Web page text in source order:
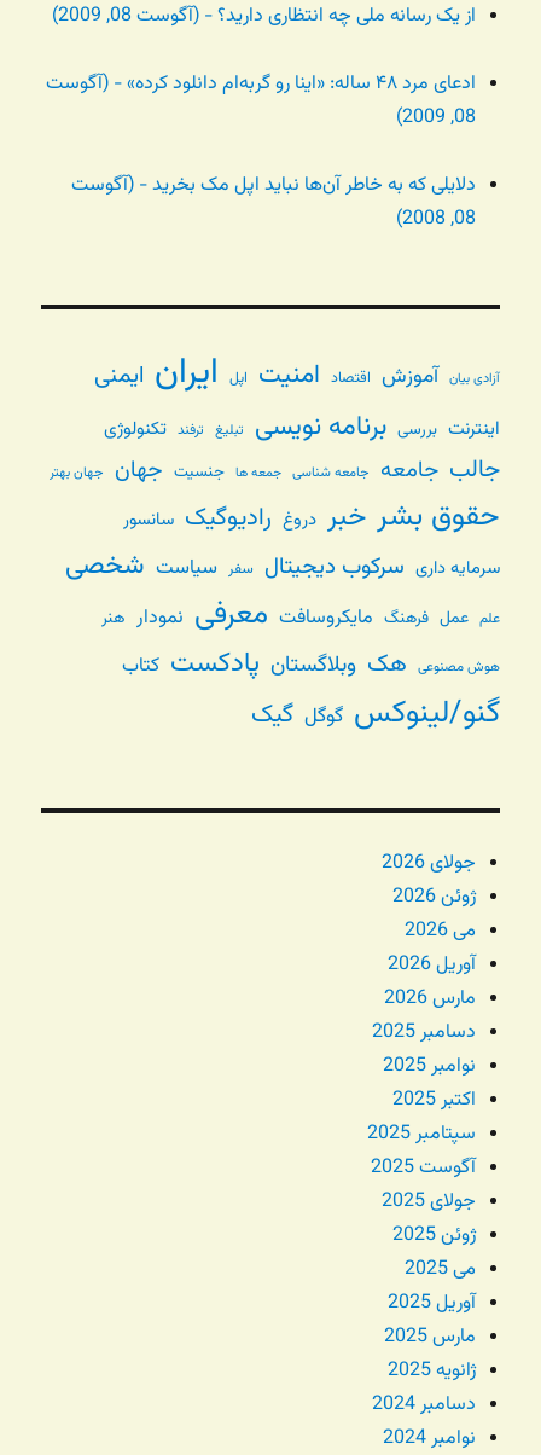
از یک رسانه ملی چه انتظاری دارید؟ - (آگوست 08, 2009)
ادعای مرد ۴۸ ساله: «اینا رو گربه‌ام دانلود کرده» - (آگوست
08, 2009)
دلایلی که به خاطر آن‌ها نباید اپل مک بخرید - (آگوست
08, 2008)
آزادی بیان آموزش اقتصاد امنیت اپل ایران ایمنی
اینترنت بررسی برنامه نویسی تبلیغ ترفند تکنولوژی
جالب جامعه جامعه شناسی جمعه ها جنسیت جهان جهان بهتر
حقوق بشر خبر دروغ رادیوگیک سانسور
سرمایه داری سرکوب دیجیتال سفر سیاست شخصی
علم عمل فرهنگ مایکروسافت معرفی نمودار هنر
هوش مصنوعی هک وبلاگستان پادکست کتاب
گنو/لینوکس گوگل گیک
جولای 2026
ژوئن 2026
می 2026
آوریل 2026
مارس 2026
دسامبر 2025
نوامبر 2025
اکتبر 2025
سپتامبر 2025
آگوست 2025
جولای 2025
ژوئن 2025
می 2025
آوریل 2025
مارس 2025
ژانویه 2025
دسامبر 2024
نوامبر 2024